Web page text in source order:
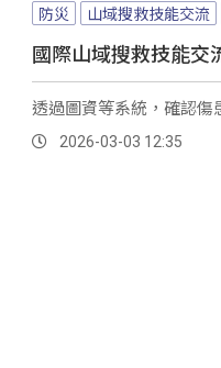
防災 山域搜救技能交流
國際山域搜救技能交
透過圖資等系統，確認傷
2026-03-03 12:35